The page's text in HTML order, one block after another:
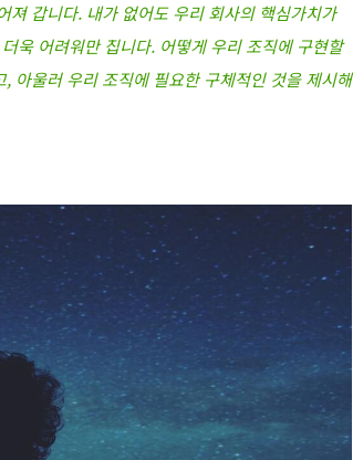
져 갑니다. 내가 없어도 우리 회사의 핵심가치가
욱 어려워만 집니다. 어떻게 우리 조직에 구현할
아울러 우리 조직에 필요한 구체적인 것을 제시해